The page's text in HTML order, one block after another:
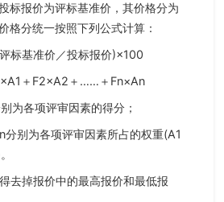
标报价为评标基准价，其价格分为
格分统一按照下列公式计算：
标基准价／投标报价)×100
＋F2×A2＋……＋Fn×An
为各项评审因素的得分；
别为各项评审因素所占的权重(A1
去掉报价中的最高报价和最低报